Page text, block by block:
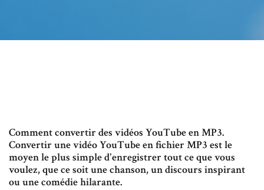
Comment convertir des vidéos YouTube en MP3.
Convertir une vidéo YouTube en fichier MP3 est le
moyen le plus simple d'enregistrer tout ce que vous
voulez, que ce soit une chanson, un discours inspirant
ou une comédie hilarante.